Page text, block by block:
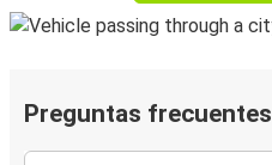
Preguntas frecuentes